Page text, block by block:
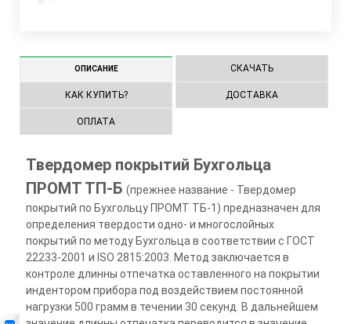
ОПИСАНИЕ СКАЧАТЬ
КАК КУПИТЬ? ДОСТАВКА
ОПЛАТА
Твердомер покрытий Бухгольца
ПРОМТ ТП-Б (прежнее название - Твердомер
покрытий по Бухгольцу ПРОМТ ТБ-1) предназначен для
определения твердости одно- и многослойных
покрытий по методу Бухгольца в соответствии с ГОСТ
22233-2001 и ISO 2815:2003. Метод заключается в
контроле длинны отпечатка оставленного на покрытии
индентором прибора под воздействием постоянной
нагрузки 500 грамм в течении 30 секунд. В дальнейшем